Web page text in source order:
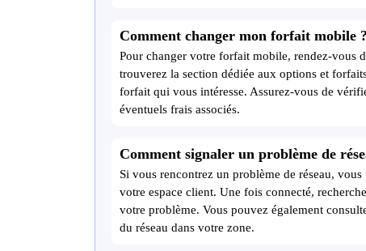
Comment changer mon forfait mobile ?
Pour changer votre forfait mobile, rendez-vous
trouverez la section dédiée aux options et
forfait qui vous intéresse. Assurez-vous de
éventuels frais associés.
Comment signaler un problème de
Si vous rencontrez un problème de réseau,
votre espace client. Une fois connecté,
votre problème. Vous pouvez également
du réseau dans votre zone.